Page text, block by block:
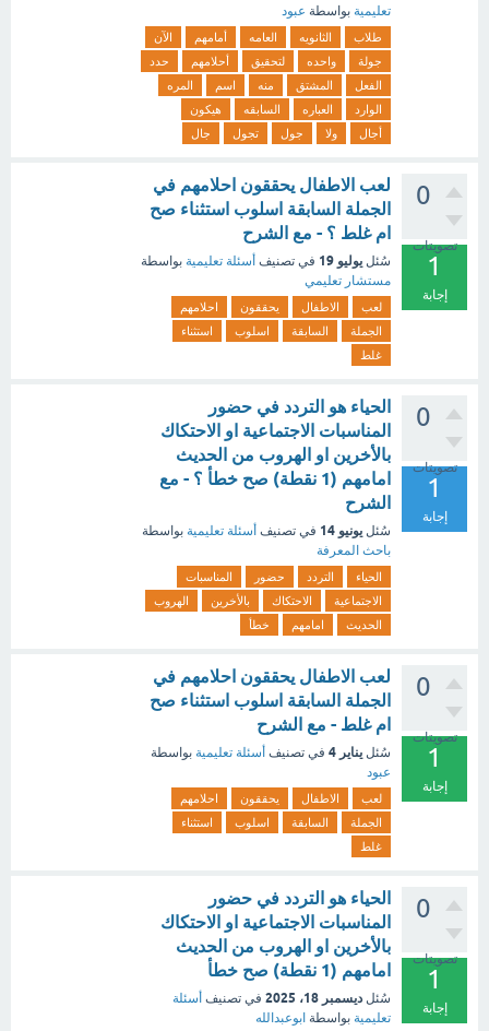
تعليمية بواسطة عبود
طلاب الثانويه العامه أمامهم
الآن
جولة
واحده لتحقيق أحلامهم
حدد
الفعل
المشتق منه اسم
المره
الوارد
العباره السابقه
هيكون
أجال
ولا جول تجول جال
0
تصويتات
1
إجابة
لعب الاطفال يحققون احلامهم في
الجملة السابقة اسلوب استثناء صح
ام غلط ؟ - مع الشرح
سُئل يوليو 19 في تصنيف أسئلة تعليمية بواسطة
مستشار تعليمي
لعب الاطفال يحققون
احلامهم
الجملة
السابقة اسلوب
استثناء
غلط
0
تصويتات
1
إجابة
الحياء هو التردد في حضور
المناسبات الاجتماعية او الاحتكاك
بالأخرين او الهروب من الحديث
امامهم (1 نقطة) صح خطأ ؟ - مع
الشرح
سُئل يونيو 14 في تصنيف أسئلة تعليمية بواسطة
باحث المعرفة
الحياء التردد حضور
المناسبات
الاجتماعية
الاحتكاك بالأخرين
الهروب
الحديث
امامهم خطأ
0
تصويتات
1
إجابة
لعب الاطفال يحققون احلامهم في
الجملة السابقة اسلوب استثناء صح
ام غلط - مع الشرح
سُئل يناير 4 في تصنيف أسئلة تعليمية بواسطة
عبود
لعب الاطفال يحققون
احلامهم
الجملة
السابقة اسلوب
استثناء
غلط
0
تصويتات
1
إجابة
الحياء هو التردد في حضور
المناسبات الاجتماعية او الاحتكاك
بالأخرين او الهروب من الحديث
امامهم (1 نقطة) صح خطأ
سُئل ديسمبر 18، 2025 في تصنيف أسئلة
تعليمية بواسطة ابوعبدالله